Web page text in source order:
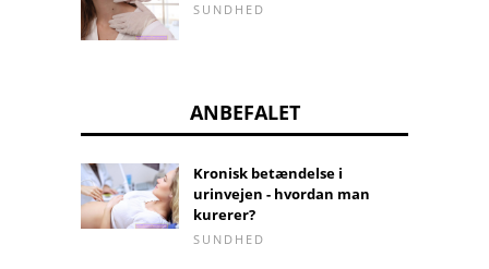
SUNDHED
ANBEFALET
Kronisk betændelse i
urinvejen - hvordan man
kurerer?
SUNDHED